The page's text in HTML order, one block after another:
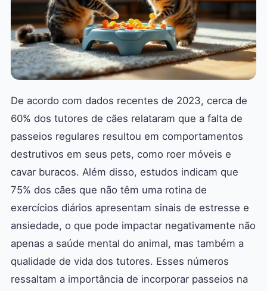
De acordo com dados recentes de 2023, cerca de
60% dos tutores de cães relataram que a falta de
passeios regulares resultou em comportamentos
destrutivos em seus pets, como roer móveis e
cavar buracos. Além disso, estudos indicam que
75% dos cães que não têm uma rotina de
exercícios diários apresentam sinais de estresse e
ansiedade, o que pode impactar negativamente não
apenas a saúde mental do animal, mas também a
qualidade de vida dos tutores. Esses números
ressaltam a importância de incorporar passeios na